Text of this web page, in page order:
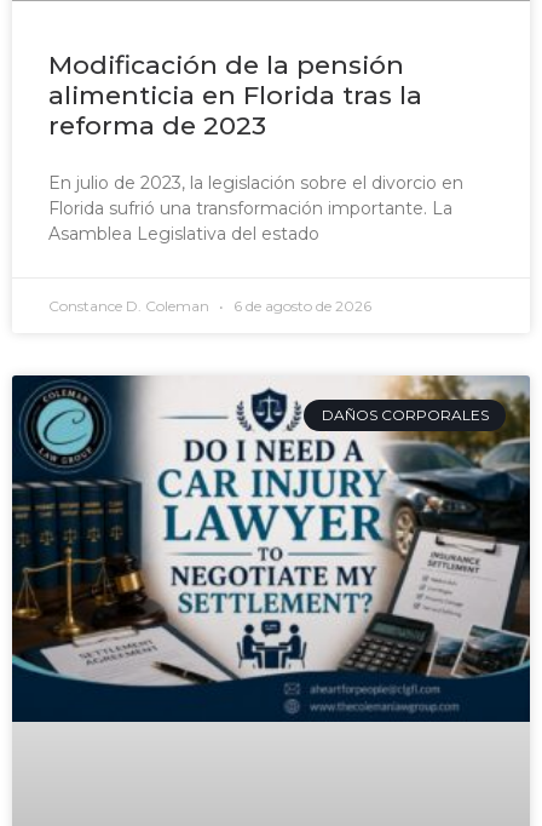
Modificación de la pensión
alimenticia en Florida tras la
reforma de 2023
En julio de 2023, la legislación sobre el divorcio en
Florida sufrió una transformación importante. La
Asamblea Legislativa del estado
Constance D. Coleman 6 de agosto de 2026
DAÑOS CORPORALES